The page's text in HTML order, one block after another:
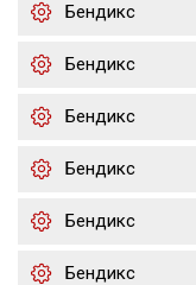
Бендикс
Бендикс
Бендикс
Бендикс
Бендикс
Бендикс